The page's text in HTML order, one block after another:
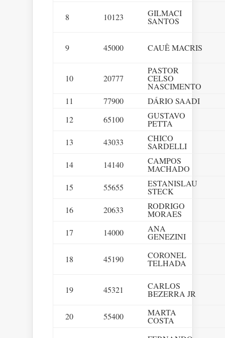
8 10123 GILMACI
SANTOS
9 45000 CAUÊ MACRIS
10 20777
PASTOR
CELSO
NASCIMENTO
11
77900
DÁRIO SAADI
12
65100 GUSTAVO
PETTA
13
43033 CHICO
SARDELLI
14
14140 CAMPOS
MACHADO
15
55655 ESTANISLAU
STECK
16
20633 RODRIGO
MORAES
17
14000 ANA
GENEZINI
18 45190 CORONEL
TELHADA
19 45321 CARLOS
BEZERRA JR
20 55400 MARTA
COSTA